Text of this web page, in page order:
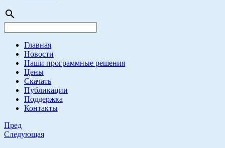
search
Главная
Новости
Наши программные решения
Цены
Скачать
Публикации
Поддержка
Контакты
Пред
Следующая